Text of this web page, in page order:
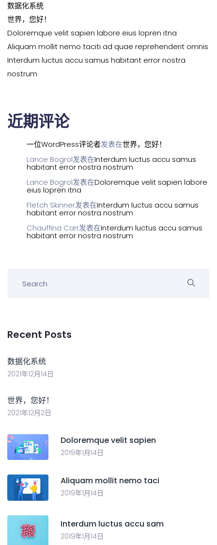
数据化系统
世界，您好！
Doloremque velit sapien labore eius lopren itna
Aliquam mollit nemo taciti ad quae reprehenderit omnis
Interdum luctus accu samus habitant error nostra
nostrum
近期评论
一位WordPress评论者发表在世界，您好！
Lance Bogrol发表在Interdum luctus accu samus
habitant error nostra nostrum
Lance Bogrol发表在Doloremque velit sapien labore
eius lopren itna
Fletch Skinner发表在Interdum luctus accu samus
habitant error nostra nostrum
Chauffina Carr发表在Interdum luctus accu samus
habitant error nostra nostrum
Recent Posts
数据化系统
2021年12月14日
世界，您好！
2021年12月2日
Doloremque velit sapien
2019年1月14日
Aliquam mollit nemo taci
2019年1月14日
Interdum luctus accu sam
2019年1月14日